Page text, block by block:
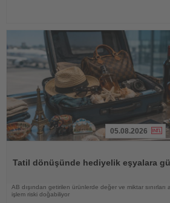
05.08.2026
Tatil dönüşünde hediyelik eşyalara
AB dışından getirilen ürünlerde değer ve miktar sınırları
işlem riski doğabiliyor